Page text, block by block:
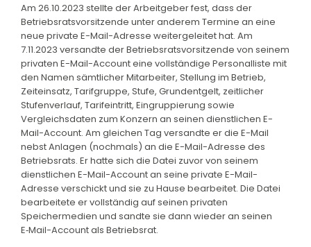
Am 26.10.2023 stellte der Arbeitgeber fest, dass der
Betriebsratsvorsitzende unter anderem Termine an eine
neue private E-Mail-Adresse weitergeleitet hat. Am
7.11.2023 versandte der Betriebsratsvorsitzende von seinem
privaten E-Mail-Account eine vollständige Personalliste mit
den Namen sämtlicher Mitarbeiter, Stellung im Betrieb,
Zeiteinsatz, Tarifgruppe, Stufe, Grundentgelt, zeitlicher
Stufenverlauf, Tarifeintritt, Eingruppierung sowie
Vergleichsdaten zum Konzern an seinen dienstlichen E-
Mail-Account. Am gleichen Tag versandte er die E-Mail
nebst Anlagen (nochmals) an die E-Mail-Adresse des
Betriebsrats. Er hatte sich die Datei zuvor von seinem
dienstlichen E-Mail-Account an seine private E-Mail-
Adresse verschickt und sie zu Hause bearbeitet. Die Datei
bearbeitete er vollständig auf seinen privaten
Speichermedien und sandte sie dann wieder an seinen
E‑Mail-Account als Betriebsrat.